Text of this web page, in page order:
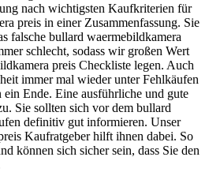
nach wichtigsten Kaufkriterien für
preis in einer Zusammenfassung. Sie
falsche bullard waermebildkamera
schlecht, sodass wir großen Wert
preis Checkliste legen. Auch
immer mal wieder unter Fehlkäufen
ein Ende. Eine ausführliche und gute
Sie sollten sich vor dem bullard
definitiv gut informieren. Unser
Kaufratgeber hilft ihnen dabei. So
können sich sicher sein, dass Sie den